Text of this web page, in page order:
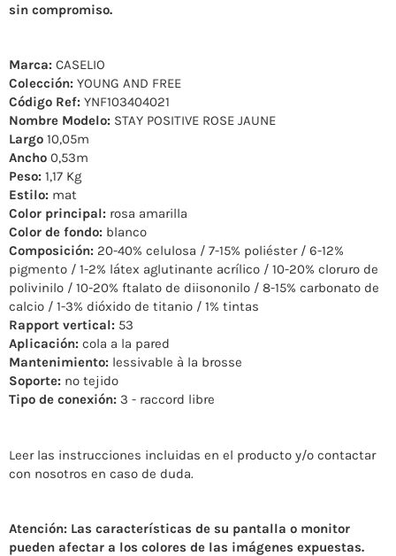
sin compromiso.
Marca: CASELIO
Colección: YOUNG AND FREE
Código Ref: YNF103404021
Nombre Modelo: STAY POSITIVE ROSE JAUNE
Largo 10,05m
Ancho 0,53m
Peso: 1,17 Kg
Estilo: mat
Color principal: rosa amarilla
Color de fondo: blanco
Composición: 20-40% celulosa / 7-15% poliéster / 6-12%
pigmento / 1-2% látex aglutinante acrílico / 10-20% cloruro de
polivinilo / 10-20% ftalato de diisononilo / 8-15% carbonato de
calcio / 1-3% dióxido de titanio / 1% tintas
Rapport vertical: 53
Aplicación: cola a la pared
Mantenimiento: lessivable à la brosse
Soporte: no tejido
Tipo de conexión: 3 - raccord libre
Leer las instrucciones incluidas en el producto y/o contactar
con nosotros en caso de duda.
Atención: Las características de su pantalla o monitor
pueden afectar a los colores de las imágenes expuestas.